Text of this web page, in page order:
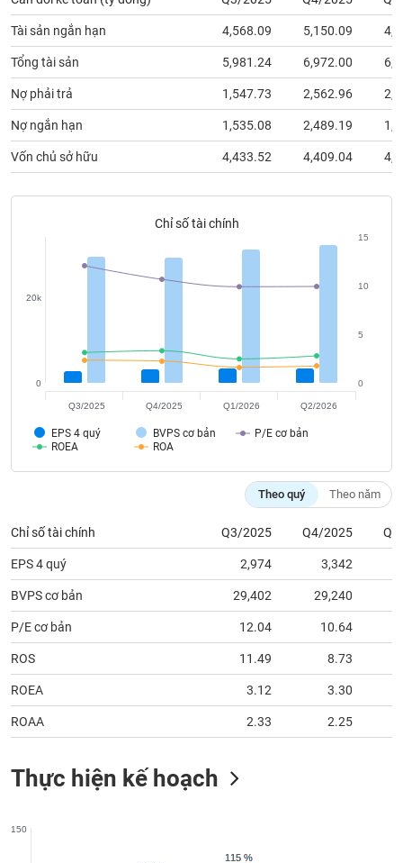
Tài sản ngắn hạn 4,568.09 5,150.09
Tổng tài sản 5,981.24 6,972.00
Nợ phải trả 1,547.73 2,562.96
Nợ ngắn hạn 1,535.08 2,489.19
Vốn chủ sở hữu 4,433.52 4,409.04
Chỉ số tài chính
EPS 4 quý BVPS cơ bản
P/E cơ bản
ROEA
ROA
0
20k
0
5
10
15
Q3/2025 Q4/2025 Q1/2026 Q2/2026
Theo quý Theo năm
Chỉ số tài chính Q3/2025 Q4/2025
EPS 4 quý 2,974 3,342
BVPS cơ bản 29,402 29,240
P/E cơ bản 12.04 10.64
ROS 11.49 8.73
ROEA 3.12 3.30
ROAA 2.33 2.25
Thực hiện kế hoạch
115 %
115 %
150
Công
cụ
tư
thông
chính
liệu